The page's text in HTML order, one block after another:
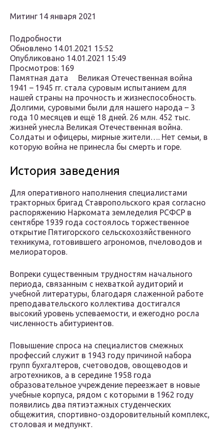
Митинг 14 января 2021
Подробности
Обновлено 14.01.2021 15:52
Опубликовано 14.01.2021 15:49
Просмотров: 169
Памятная дата Великая Отечественная война
1941 – 1945 гг. стала суровым испытанием для
нашей страны на прочность и жизнеспособность.
Долгими, суровыми были для нашего народа – 3
года 10 месяцев и ещё 18 дней. 26 млн. 452 тыс.
жизней унесла Великая Отечественная война.
Солдаты и офицеры, мирные жители…. Нет семьи, в
которую война не принесла бы смерть и горе.
История заведения
Для оперативного наполнения специалистами
тракторных бригад Ставропольского края согласно
распоряжению Наркомата земледелия РСФСР в
сентябре 1939 года состоялось торжественное
открытие Пятигорского сельскохозяйственного
техникума, готовившего агрономов, пчеловодов и
мелиораторов.
Вопреки существенным трудностям начального
периода, связанным с нехваткой аудиторий и
учебной литературы, благодаря слаженной работе
преподавательского коллектива достигался
высокий уровень успеваемости, и ежегодно росла
численность абитуриентов.
Повышение спроса на специалистов смежных
профессий служит в 1943 году причиной набора
групп бухгалтеров, счетоводов, овощеводов и
агротехников, а в середине 1958 года
образовательное учреждение переезжает в новые
учебные корпуса, рядом с которыми в 1962 году
появились два пятиэтажных студенческих
общежития, спортивно-оздоровительный комплекс,
столовая и медпункт.